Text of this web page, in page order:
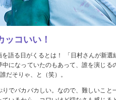
コいい！
語る日がくるとは！ 「日村さんが新
中になっていたのもあって、誰を演じ
だそりゃ、と（笑）。
でバカバカしい。なので、難しいこ